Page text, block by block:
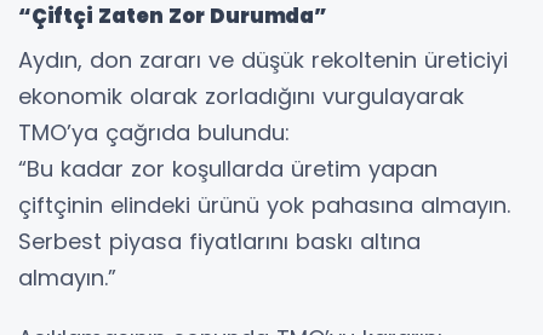
“Çiftçi Zaten Zor Durumda”
Aydın, don zararı ve düşük rekoltenin üreticiyi
ekonomik olarak zorladığını vurgulayarak
TMO’ya çağrıda bulundu:
“Bu kadar zor koşullarda üretim yapan
çiftçinin elindeki ürünü yok pahasına almayın.
Serbest piyasa fiyatlarını baskı altına
almayın.”